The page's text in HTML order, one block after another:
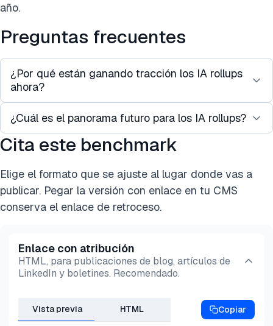
año.
Preguntas frecuentes
¿Por qué están ganando tracción los IA rollups
ahora?
Los IA rollups están ganando tracción porque los
avances recientes en la tecnología de IA hacen
posible automatizar flujos de trabajo centrales en
industrias enteras. En lugar de vender software
como los proveedores de software tradicionales,
estas empresas adquieren negocios de servicios y
Este enfoque combina elementos de capital
privado, proveedores de software y modelos de
permite la construcción rápida de plataformas
¿Cuál es el panorama futuro para los IA rollups?
Se espera que más firmas de capital privado e
inversores de capital riesgo destinen capital a los
IA rollups. A corto plazo, las plataformas
respaldadas por capital riesgo continuarán
operativa.
Algunas de estas empresas pueden evolucionar
SaaS verticales con ingresos recurrentes y un
Cita este benchmark
Elige el formato que se ajuste al lugar donde vas a
publicar. Pegar la versión con enlace en tu CMS
conserva el enlace de retroceso.
Enlace con atribución
HTML, para publicaciones de blog, artículos de
LinkedIn y boletines. Recomendado.
Vista previa HTML Copiar